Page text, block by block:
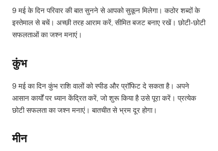
9 मई के दिन परिवार की बात सुनने से आपको सुकून मिलेगा। कठोर शब्दों के
इस्तेमाल से बचें। अच्छी तरह आराम करें, सीमित बजट बनाए रखें। छोटी-छोटी
सफलताओं का जश्न मनाएं।
कुंभ
9 मई का दिन कुंभ राशि वालों को स्पीड और प्रॉफिट दे सकता है। अपने
आसान कार्यों पर ध्यान केंद्रित करें, जो शुरू किया है उसे पूरा करें। प्रत्येक
छोटी सफलता का जश्न मनाएं। बातचीत से भ्रम दूर होगा।
मीन